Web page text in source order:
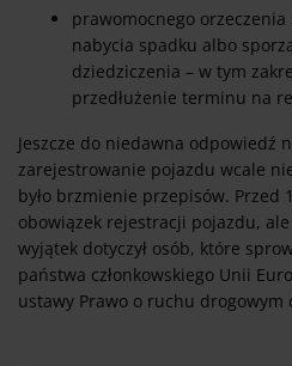
prawomocnego
nabycia spadku albo
dziedziczenia – w tym
przedłużenie terminu na
Jeszcze do niedawna odpowiedź
zarejestrowanie pojazdu wcale
było brzmienie przepisów. Przed
obowiązek rejestracji pojazdu,
wyjątek dotyczył osób, które
państwa członkowskiego Unii
ustawy Prawo o ruchu drogowym